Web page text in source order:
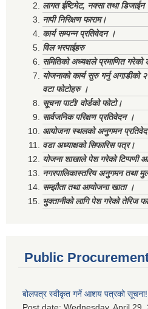
लागत ईष्टिमेट, नक्सा तथा डिजाईन
नापी निरिक्षण फाराम।
कार्य सम्पन्न प्रतिवेदन ।
विल भरपाईहरु
समितिको अध्यक्षले प्रमाणित गरेको
योजनाको कार्य सुरु गर्नु अगाडीको
वटा फोटोहरु ।
सूचना पाटी/ वोर्डको फोटो।
सार्वजनिक परिक्षण प्रतिवेदन ।
आयोजना स्थलको अनुगमन
वडा अध्याक्षको सिफारिस पत्र।
योजना शाखाले पेश गरेको टिप्पणी
नगरपालिकास्तरिय अनुगमन तथा
सम्झौता तथा आयोजना खाता ।
भुक्तानीको लागि पेश गरेको तेरिज
Public
बोलपत्र स्वीकृत गर्ने आशय पत्रको